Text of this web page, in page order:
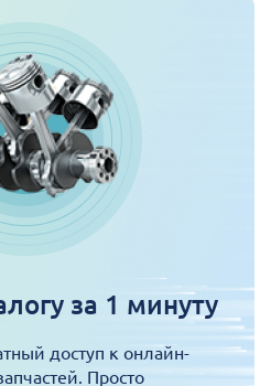
за 1 минуту
доступ к онлайн-
Просто